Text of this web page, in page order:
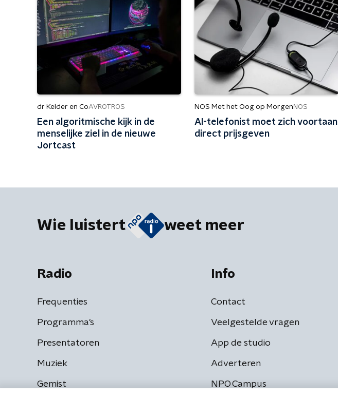
dr Kelder en CoAVROTROS
Een algoritmische kijk in de
menselijke ziel in de nieuwe
Jortcast
NOS Met het Oog op Morgen NOS
AI-telefonist moet zich voortaan
direct prijsgeven
Wie luistert weet meer
Radio
Frequenties
Programma's
Presentatoren
Muziek
Gemist
Info
Contact
Veelgestelde vragen
App de studio
Adverteren
NPO Campus